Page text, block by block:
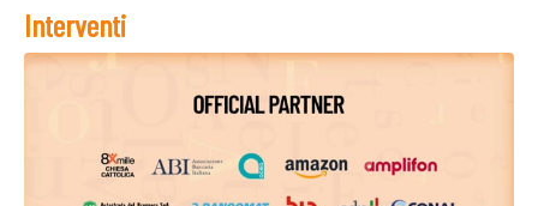
Interventi